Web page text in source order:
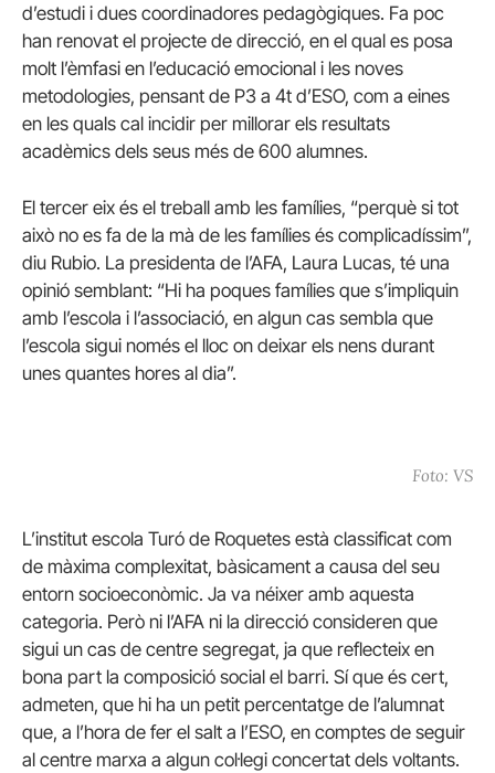
d’estudi i dues coordinadores pedagògiques. Fa poc
han renovat el projecte de direcció, en el qual es posa
molt l’èmfasi en l’educació emocional i les noves
metodologies, pensant de P3 a 4t d’ESO, com a eines
en les quals cal incidir per millorar els resultats
acadèmics dels seus més de 600 alumnes.
El tercer eix és el treball amb les famílies, “perquè si tot
això no es fa de la mà de les famílies és complicadíssim”,
diu Rubio. La presidenta de l’AFA, Laura Lucas, té una
opinió semblant: “Hi ha poques famílies que s’impliquin
amb l’escola i l’associació, en algun cas sembla que
l’escola sigui només el lloc on deixar els nens durant
unes quantes hores al dia”.
Foto: VS
L’institut escola Turó de Roquetes està classificat com
de màxima complexitat, bàsicament a causa del seu
entorn socioeconòmic. Ja va néixer amb aquesta
categoria. Però ni l’AFA ni la direcció consideren que
sigui un cas de centre segregat, ja que reflecteix en
bona part la composició social el barri. Sí que és cert,
admeten, que hi ha un petit percentatge de l’alumnat
que, a l’hora de fer el salt a l’ESO, en comptes de seguir
al centre marxa a algun col·legi concertat dels voltants.